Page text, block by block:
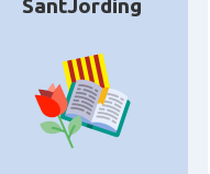
SantJording